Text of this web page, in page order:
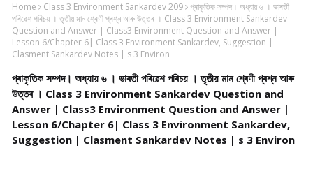
Home Class 3 Environment Sankardev 209 প্ৰাকৃতিক সম্পদ। অধ্যায় ৬ । ভাৰতী
পৰিৱেশ পৰিচয় । তৃতীয় মান শ্ৰেণী প্ৰশ্ন আৰু উত্তৰ । Class 3 Environment Sankardev
Question and Answer | Class3 Environment Question and Answer |
Lesson 6/Chapter 6| Class 3 Environment Sankardev, Suggestion |
Clasment Sankardev Notes | s 3 Environ
প্ৰাকৃতিক সম্পদ। অধ্যায় ৬ । ভাৰতী পৰিৱেশ পৰিচয় । তৃতীয় মান শ্ৰেণী প্ৰশ্ন আৰু
উত্তৰ । Class 3 Environment Sankardev Question and
Answer | Class3 Environment Question and Answer |
Lesson 6/Chapter 6| Class 3 Environment Sankardev,
Suggestion | Clasment Sankardev Notes | s 3 Environ